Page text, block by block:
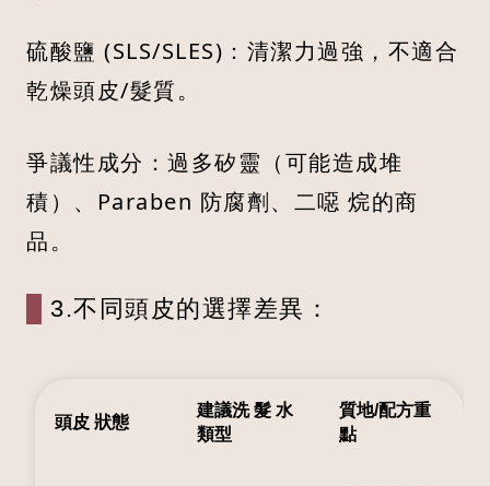
硫酸鹽 (SLS/SLES)：清潔力過強，不適合
乾燥頭皮/髮質。
爭議性成分：過多矽靈（可能造成堆
積）、Paraben 防腐劑、二噁 烷的商
品。
3.不同頭皮的選擇差異：
頭皮 狀態
建議洗 髮 水
類型
質地/配方重
點